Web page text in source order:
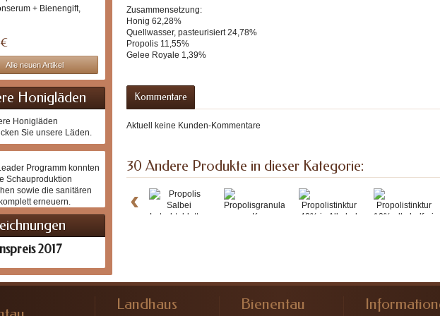
Hyaluronserum
Hyaluron-
Alle neuen Artikel
Honigläden
Sie unsere Läden.
Programm konnten
Schauproduktion
sowie die sanitären
erneuern.
2017
Zusammensetzung:
Honig 62,28%
Quellwasser, pasteurisiert 24,78%
Propolis 11,55%
Gelee Royale 1,39%
Kommentare
Aktuell keine Kunden-Kommentare
30 Andere Produkte in dieser Kategorie:
‹
Landhaus Bienentau